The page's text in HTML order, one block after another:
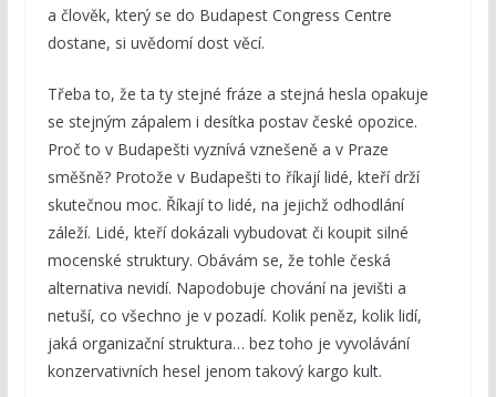
a člověk, který se do Budapest Congress Centre
dostane, si uvědomí dost věcí.
Třeba to, že ta ty stejné fráze a stejná hesla opakuje
se stejným zápalem i desítka postav české opozice.
Proč to v Budapešti vyznívá vznešeně a v Praze
směšně? Protože v Budapešti to říkají lidé, kteří drží
skutečnou moc. Říkají to lidé, na jejichž odhodlání
záleží. Lidé, kteří dokázali vybudovat či koupit silné
mocenské struktury. Obávám se, že tohle česká
alternativa nevidí. Napodobuje chování na jevišti a
netuší, co všechno je v pozadí. Kolik peněz, kolik lidí,
jaká organizační struktura… bez toho je vyvolávání
konzervativních hesel jenom takový kargo kult.